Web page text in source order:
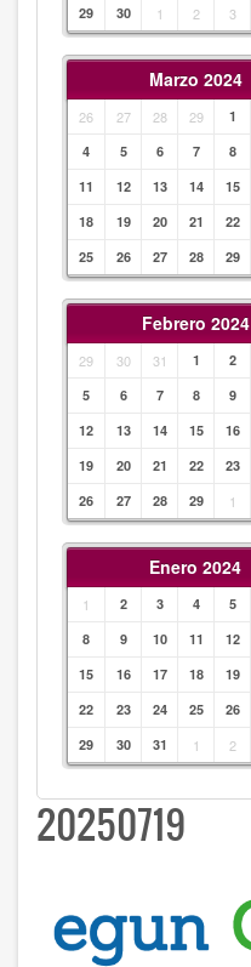
29
30 1 2 3
Marzo 2024
26 27 28 29 1
4
5 6 7 8
11
12 13 14 15
18
19 20 21 22
25
26 27 28 29
Febrero 2024
29 30 31 1 2
5
6 7 8 9
12
13 14 15 16
19
20 21 22 23
26
27 28 29 1
Enero 2024
1 2 3 4 5
8
9 10 11 12
15
16 17 18 19
22
23 24 25 26
29
30 31 1 2
20250719